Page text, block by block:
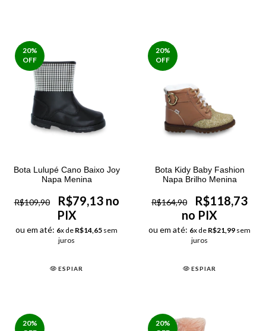
20%
OFF
Bota Lulupé Cano Baixo Joy
Napa Menina
R$109,90
R$79,13 no
PIX
ou em até: 6x de R$14,65 sem
juros
ESPIAR
20%
OFF
Bota Kidy Baby Fashion
Napa Brilho Menina
R$164,90
R$118,73
no PIX
ou em até: 6x de R$21,99 sem
juros
ESPIAR
20%
20%